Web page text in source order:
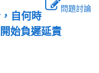
問題討論
自何時
始負遲延責